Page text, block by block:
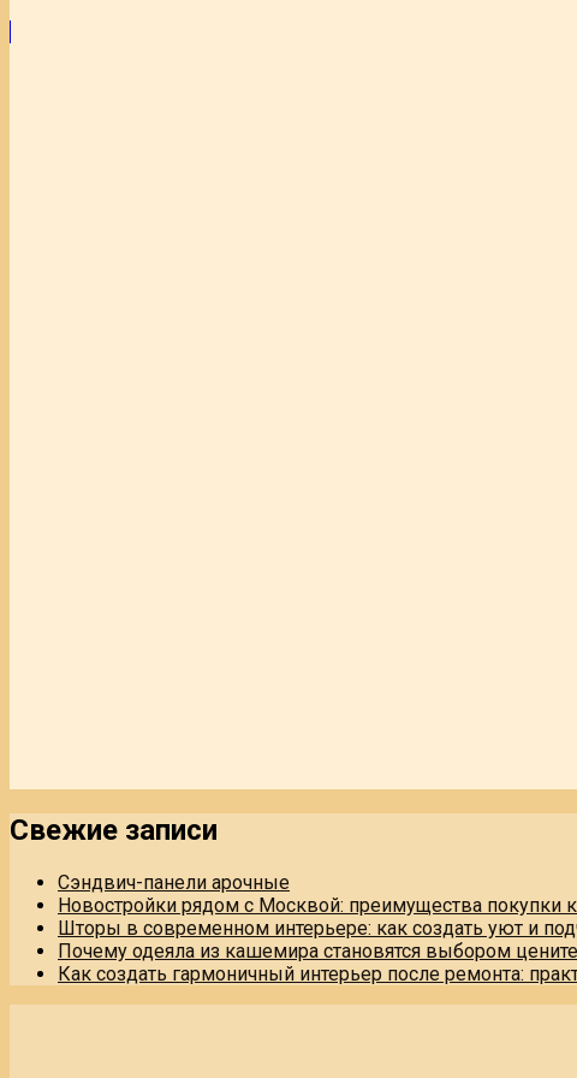
Свежие записи
Сэндвич-панели арочные
Новостройки рядом с Москвой: преимущества покупки
Шторы в современном интерьере: как создать уют и
Почему одеяла из кашемира становятся выбором
Как создать гармоничный интерьер после ремонта: